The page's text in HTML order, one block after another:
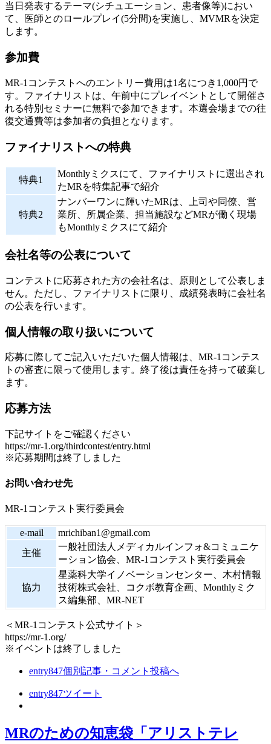
当日発表するテーマ(シチュエーション、患者像等)におい
て、医師とのロールプレイ(5分間)を実施し、MVMRを決定
します。
参加費
MR-1コンテストへのエントリー費用は1名につき1,000円で
す。ファイナリストは、午前中にプレイベントとして開催さ
れる特別セミナーに無料で参加できます。本選会場までの往
復交通費等は参加者の負担となります。
ファイナリストへの特典
特典1
Monthlyミクスにて、ファイナリストに選出され
たMRを特集記事で紹介
特典2
ナンバーワンに輝いたMRは、上司や同僚、営
業所、所属企業、担当施設などMRが働く現場
もMonthlyミクスにて紹介
会社名等の公表について
コンテストに応募された方の会社名は、原則として公表しま
せん。ただし、ファイナリストに限り、成績発表時に会社名
の公表を行います。
個人情報の取り扱いについて
応募に際してご記入いただいた個人情報は、MR-1コンテス
トの審査に限って使用します。終了後は責任を持って破棄し
ます。
応募方法
下記サイトをご確認ください
https://mr-1.org/thirdcontest/entry.html
※応募期間は終了しました
お問い合わせ先
MR-1コンテスト実行委員会
e-mail
mrichiban1@gmail.com
主催
一般社団法人メディカルインフォ&コミュニケ
ーション協会、MR-1コンテスト実行委員会
協力
星薬科大学イノベーションセンター、木村情報
技術株式会社、コクボ教育企画、Monthlyミク
ス編集部、MR-NET
＜MR-1コンテスト公式サイト＞
https://mr-1.org/
※イベントは終了しました
entry847個別記事・コメント投稿へ
entry847ツイート
MRのための知恵袋「アリストテレ